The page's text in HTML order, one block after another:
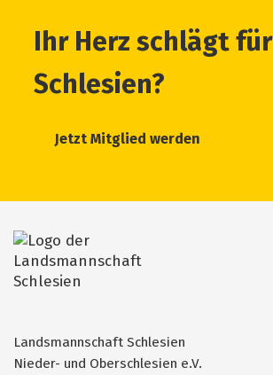
Ihr Herz schlägt für
Schlesien?
Jetzt Mitglied werden
Landsmannschaft Schlesien
Nieder- und Oberschlesien e.V.